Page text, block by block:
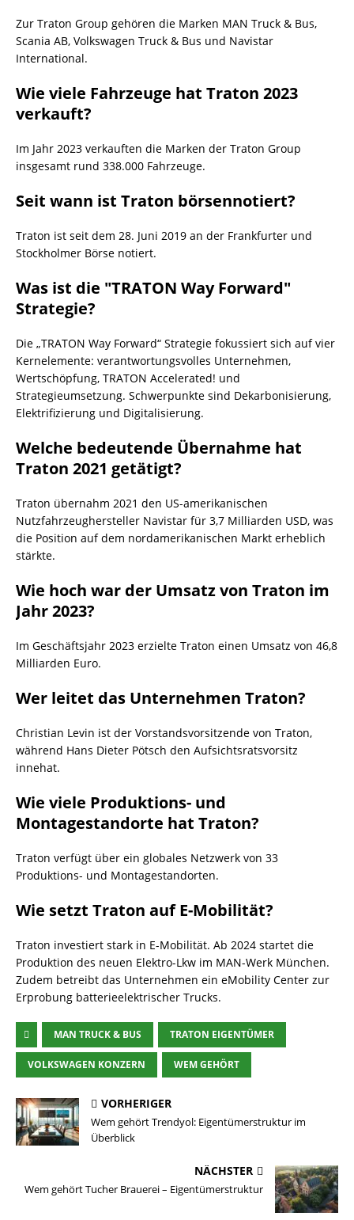
Zur Traton Group gehören die Marken MAN Truck & Bus,
Scania AB, Volkswagen Truck & Bus und Navistar
International.
Wie viele Fahrzeuge hat Traton 2023
verkauft?
Im Jahr 2023 verkauften die Marken der Traton Group
insgesamt rund 338.000 Fahrzeuge.
Seit wann ist Traton börsennotiert?
Traton ist seit dem 28. Juni 2019 an der Frankfurter und
Stockholmer Börse notiert.
Was ist die "TRATON Way Forward"
Strategie?
Die „TRATON Way Forward“ Strategie fokussiert sich auf vier
Kernelemente: verantwortungsvolles Unternehmen,
Wertschöpfung, TRATON Accelerated! und
Strategieumsetzung. Schwerpunkte sind Dekarbonisierung,
Elektrifizierung und Digitalisierung.
Welche bedeutende Übernahme hat
Traton 2021 getätigt?
Traton übernahm 2021 den US-amerikanischen
Nutzfahrzeughersteller Navistar für 3,7 Milliarden USD, was
die Position auf dem nordamerikanischen Markt erheblich
stärkte.
Wie hoch war der Umsatz von Traton im
Jahr 2023?
Im Geschäftsjahr 2023 erzielte Traton einen Umsatz von 46,8
Milliarden Euro.
Wer leitet das Unternehmen Traton?
Christian Levin ist der Vorstandsvorsitzende von Traton,
während Hans Dieter Pötsch den Aufsichtsratsvorsitz
innehat.
Wie viele Produktions- und
Montagestandorte hat Traton?
Traton verfügt über ein globales Netzwerk von 33
Produktions- und Montagestandorten.
Wie setzt Traton auf E-Mobilität?
Traton investiert stark in E-Mobilität. Ab 2024 startet die
Produktion des neuen Elektro-Lkw im MAN-Werk München.
Zudem betreibt das Unternehmen ein eMobility Center zur
Erprobung batterieelektrischer Trucks.
MAN TRUCK & BUS TRATON EIGENTÜMER
VOLKSWAGEN KONZERN WEM GEHÖRT
VORHERIGER
Wem gehört Trendyol: Eigentümerstruktur im
Überblick
NÄCHSTER
Wem gehört Tucher Brauerei – Eigentümerstruktur